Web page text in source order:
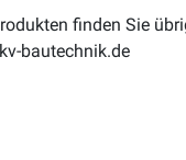
finden Sie
bautechnik.de